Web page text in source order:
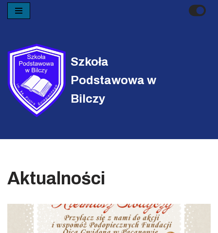
treści
Szkoła
Podstawowa w
Bilczy
Aktualności